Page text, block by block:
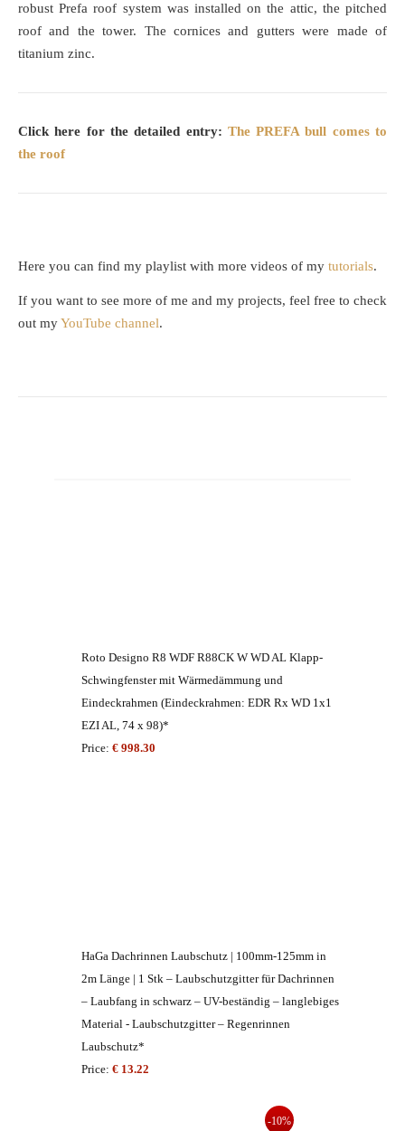
robust Prefa roof system was installed on the attic, the pitched
roof and the tower. The cornices and gutters were made of
titanium zinc.
Click here for the detailed entry: The PREFA bull comes to
the roof
Here you can find my playlist with more videos of my tutorials.
If you want to see more of me and my projects, feel free to check
out myYouTube channel.
Roto Designo R8 WDF R88CK W WD AL Klapp-
Schwingfenster mit Wärmedämmung und
Eindeckrahmen (Eindeckrahmen: EDR Rx WD 1x1
EZI AL, 74 x 98)*
Price: € 998.30
HaGa Dachrinnen Laubschutz | 100mm-125mm in
2m Länge | 1 Stk – Laubschutzgitter für Dachrinnen
– Laubfang in schwarz – UV-beständig – langlebiges
Material - Laubschutzgitter – Regenrinnen
Laubschutz*
Price: € 13.22
-10%